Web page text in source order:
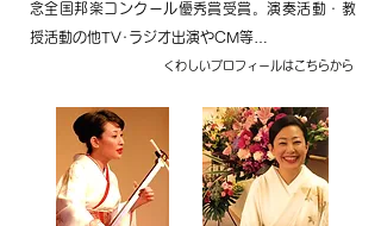
念全国邦楽コンクール優秀賞受賞​。演奏活動・教
授活動の他TV･ラジオ出演やCM等…
くわしいプロフィールはこちらから